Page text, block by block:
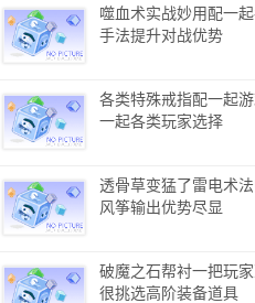
噬血术实战妙用配一
手法提升对战优势
各类特殊戒指配一起
一起各类玩家选择
透骨草‌变猛了雷电术
风筝输出优势尽显
破魔之石帮衬一把玩
很挑选高阶装备道具